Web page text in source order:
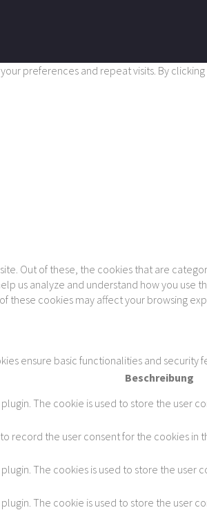
preferences and repeat visits. By clicking
Out of these, the cookies that are
us analyze and understand how you use
these cookies may affect your browsing
ensure basic functionalities and security
Beschreibung
The cookie is used to store the user
record the user consent for the cookies in
The cookies is used to store the user
The cookie is used to store the user